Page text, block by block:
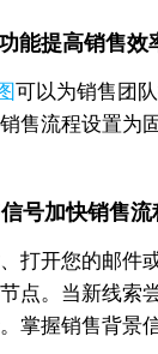
能提高销售效
可以为销售团
售流程设置为
号加快销售流
打开您的邮件
点。当新线索
掌握销售背景